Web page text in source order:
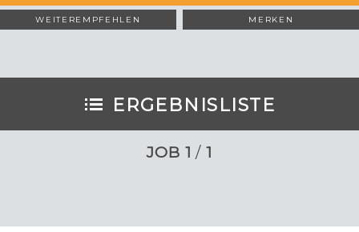
WEITEREMPFEHLEN MERKEN
ERGEBNISLISTE
JOB 1 /1